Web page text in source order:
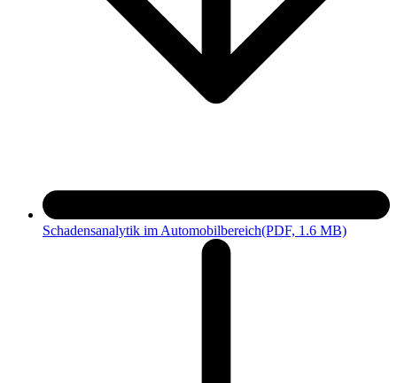
Schadensanalytik im Automobilbereich(PDF, 1.6 MB)